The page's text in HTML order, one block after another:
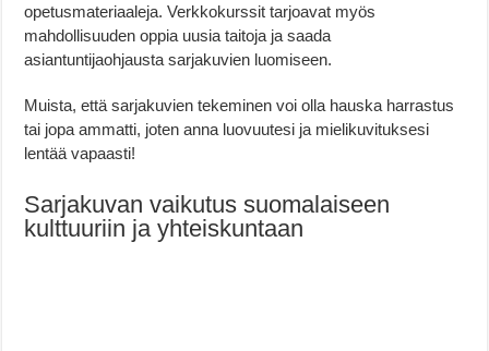
opetusmateriaaleja. Verkkokurssit tarjoavat myös
mahdollisuuden oppia uusia taitoja ja saada
asiantuntijaohjausta sarjakuvien luomiseen.
Muista, että sarjakuvien tekeminen voi olla hauska harrastus
tai jopa ammatti, joten anna luovuutesi ja mielikuvituksesi
lentää vapaasti!
Sarjakuvan vaikutus suomalaiseen
kulttuuriin ja yhteiskuntaan